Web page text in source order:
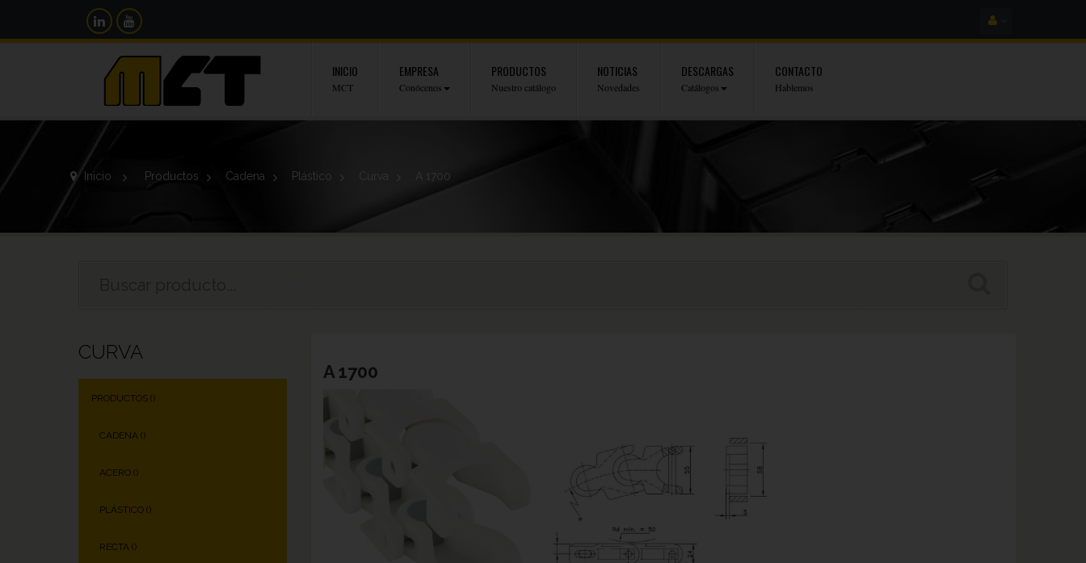
INICIO
MCT
EMPRESA
Conócenos
PRODUCTOS
Nuestro catálogo
NOTICIAS
Novedades
DESCARGAS
Catálogos
CONTACTO
Hablemos
Inicio > Productos > Cadena > Plástico > Curva > A 1700
CURVA
PRODUCTOS ()
CADENA ()
ACERO ()
PLÁSTICO ()
RECTA ()
A 1700